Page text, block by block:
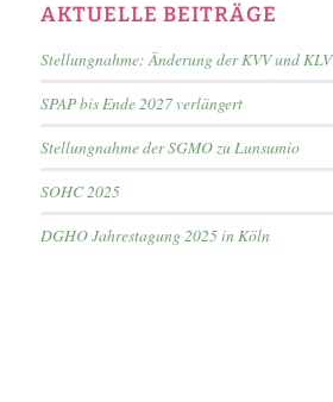
AKTUELLE BEITRÄGE
Stellungnahme: Änderung der KVV und KLV
SPAP bis Ende 2027 verlängert
Stellungnahme der SGMO zu Lunsumio
SOHC 2025
DGHO Jahrestagung 2025 in Köln